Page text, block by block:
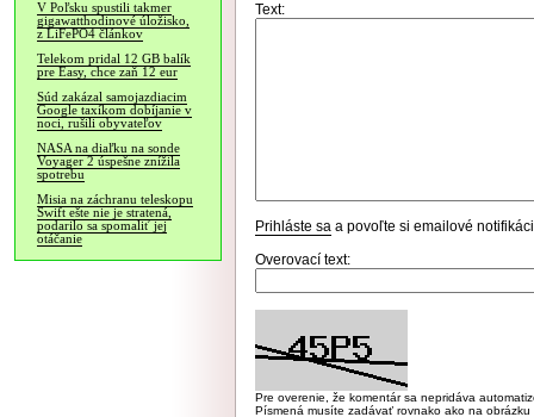
V Poľsku spustili takmer
gigawatthodinové úložisko,
z LiFePO4 článkov
Telekom pridal 12 GB balík
pre Easy, chce zaň 12 eur
Súd zakázal samojazdiacim
Google taxíkom dobíjanie v
noci, rušili obyvateľov
NASA na diaľku na sonde
Voyager 2 úspešne znížila
spotrebu
Misia na záchranu teleskopu
Swift ešte nie je stratená,
podarilo sa spomaliť jej
otáčanie
Text:
Prihláste sa a povoľte si emailové
Overovací text:
Pre overenie, že komentár sa nepridáva
Písmená musíte zadávať rovnako ako na